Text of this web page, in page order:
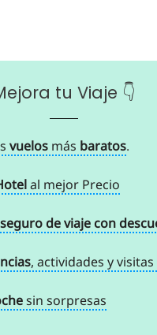
tu Viaje 👇
vuelos más baratos.
al mejor Precio
seguro de viaje con
, actividades y
sin sorpresas